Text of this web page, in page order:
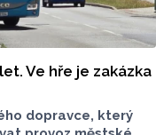
Ve hře je zakázka
dopravce, který